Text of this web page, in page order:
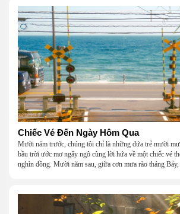
Chiếc Vé Đến Ngày Hôm Qua
Mười năm trước, chúng tôi chỉ là những đứa trẻ mười
bầu trời ước mơ ngây ngô cùng lời hứa về một chiếc vé
nghìn đồng. Mười năm sau, giữa cơn mưa rào tháng